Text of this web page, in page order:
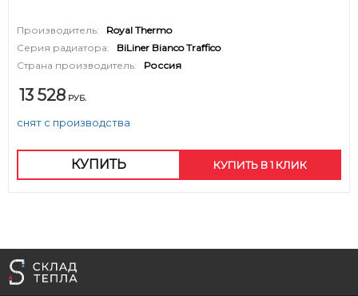
Производитель:
Royal Thermo
Серия радиатора:
BiLiner Bianco Traffico
Страна производитель:
Россия
13 528 РУБ.
снят с производства
КУПИТЬ КУПИТЬ В 1 КЛИК